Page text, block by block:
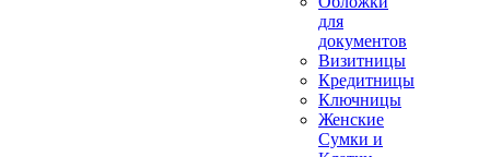
для
документов
Визитницы
Кредитницы
Ключницы
Женские
Сумки и